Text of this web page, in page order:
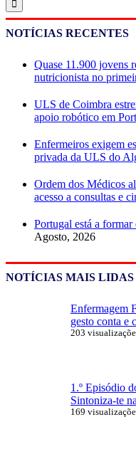
NOTÍCIAS RECENTES
Quase 11.900 jovens
nutricionista no
ULS de Coimbra
apoio robótico em
Enfermeiros exigem
privada da ULS do
Ordem dos Médicos
acesso a consultas e
Portugal está a formar
Agosto, 2026
NOTÍCIAS MAIS LIDAS
Enfermagem
gesto conta e
203
1.º Episódio
Sintoniza-te
169